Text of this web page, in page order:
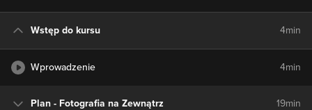
Wstęp do kursu 4min
Wprowadzenie 4min
Plan - Fotografia na Zewnątrz 19min